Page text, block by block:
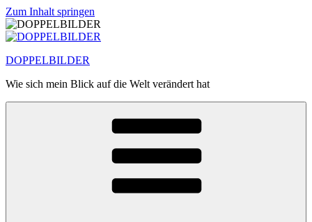
Zum Inhalt springen
DOPPELBILDER
Wie sich mein Blick auf die Welt verändert hat